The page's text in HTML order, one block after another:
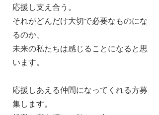
応援し支え合う。
それがどんだけ大切で必要なものにな
るのか、
未来の私たちは感じることになると思
います。
応援しあえる仲間になってくれる方募
集します。